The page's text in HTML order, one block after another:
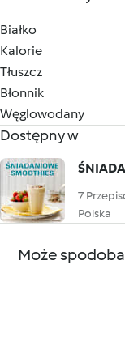
Białko
Kalorie
Tłuszcz
Błonnik
Węglowodany
Dostępny w
7
Polska
Może